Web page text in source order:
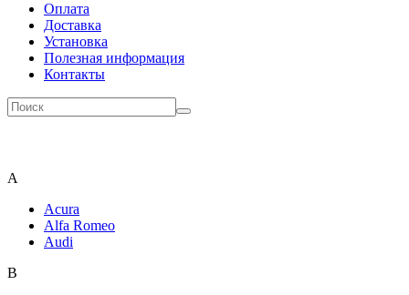
Оплата
Доставка
Установка
Полезная информация
Контакты
A
Acura
Alfa Romeo
Audi
B